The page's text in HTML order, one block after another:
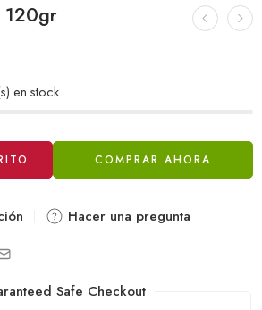
120gr
en stock.
COMPRAR AHORA
Hacer una pregunta
Safe Checkout